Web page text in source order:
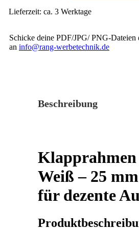
5 M
ÜR D
EZENTE A
Lieferzeit:ca. 3 Werktage
Schicke deine PDF/JPG/ PNG-
an info@rang-werbetechnik.de
Beschreibung
Klapprahmen
Weiß – 25
für dezente